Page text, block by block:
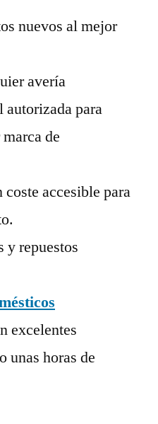
nuevos al mejor
avería
para
de
accesible para
y repuestos
excelentes
unas horas de